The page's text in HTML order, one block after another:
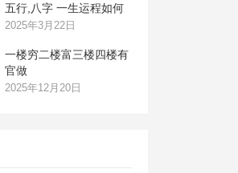
五行,八字 一生运程如何
2025年3月22日
一楼穷二楼富三楼四楼有
官做
2025年12月20日